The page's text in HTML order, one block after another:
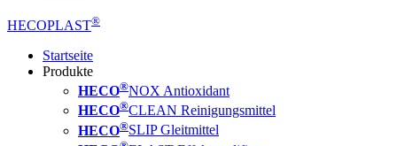
HECOPLAST®
Startseite
Produkte
HECO®NOX Antioxidant
HECO®CLEAN Reinigungsmittel
HECO®SLIP Gleitmittel